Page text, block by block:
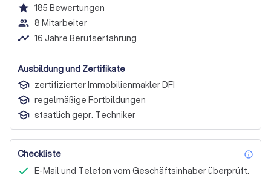
star 185 Bewertungen
people_outline 8 Mitarbeiter
timeline 16 Jahre Berufserfahrung
Ausbildung und Zertifikate
zertifizierter Immobilienmakler DFI
regelmäßige Fortbildungen
staatlich gepr. Techniker
Checkliste
E-Mail und Telefon vom Geschäftsinhaber überprüft.